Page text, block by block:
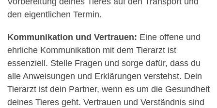
den eigentlichen Termin.
Kommunikation und Vertrauen: Eine offene und
ehrliche Kommunikation mit dem Tierarzt ist
essenziell. Stelle Fragen und sorge dafür, dass du
alle Anweisungen und Erklärungen verstehst. Dein
Tierarzt ist dein Partner, wenn es um die Gesundheit
deines Tieres geht. Vertrauen und Verständnis sind